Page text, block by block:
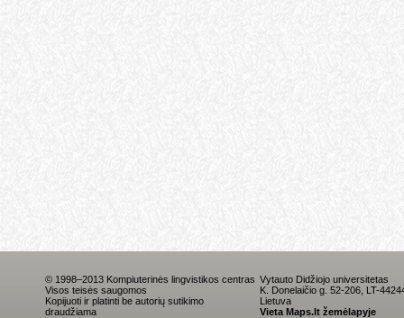
© 1998–2013 Kompiuterinės lingvistikos centras
Visos teisės saugomos
Kopijuoti ir platinti be autorių sutikimo
draudžiama
Vytauto Didžiojo universitetas
K. Donelaičio g. 52-206, LT-
Lietuva
Vieta Maps.lt žemėlapyje